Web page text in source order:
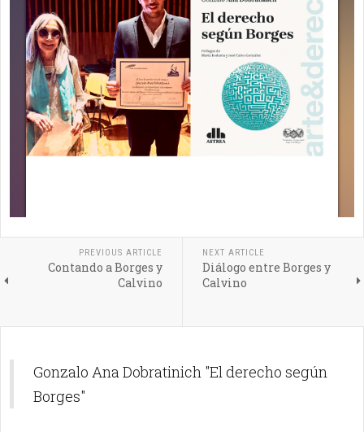
PREVIOUS ARTICLE
Contando a Borges y
Calvino
NEXT ARTICLE
Diálogo entre Borges y
Calvino
Gonzalo Ana Dobratinich "El derecho según
Borges"